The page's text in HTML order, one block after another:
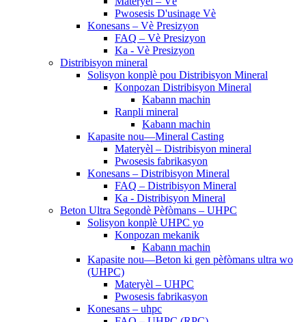
Pwosesis D'usinage Vè
Konesans – Vè Presizyon
FAQ – Vè Presizyon
Ka - Vè Presizyon
Distribisyon mineral
Solisyon konplè pou Distribisyon Mineral
Konpozan Distribisyon Mineral
Kabann machin
Ranpli mineral
Kabann machin
Kapasite nou—Mineral Casting
Materyèl – Distribisyon mineral
Pwosesis fabrikasyon
Konesans – Distribisyon Mineral
FAQ – Distribisyon Mineral
Ka - Distribisyon Mineral
Beton Ultra Segondè Pèfòmans – UHPC
Solisyon konplè UHPC yo
Konpozan mekanik
Kabann machin
Kapasite nou—Beton ki gen pèfòmans ultra wo
(UHPC)
Materyèl – UHPC
Pwosesis fabrikasyon
Konesans – uhpc